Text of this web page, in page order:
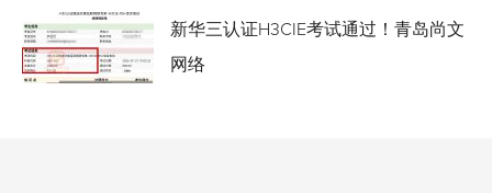
新华三认证H3CIE考试通过！青岛尚文
网络